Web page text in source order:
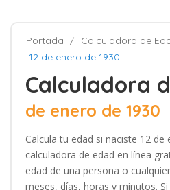
Portada
Calculadora de
12 de enero de 1930
Calculadora
de enero de 1930
Calcula tu edad si naciste 12
calculadora de edad en línea
edad de una persona o
meses, días, horas y minutos.